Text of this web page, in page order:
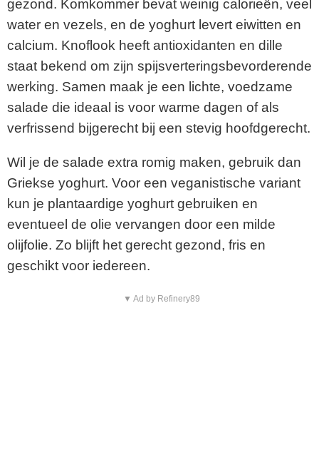
gezond. Komkommer bevat weinig calorieën, veel
water en vezels, en de yoghurt levert eiwitten en
calcium. Knoflook heeft antioxidanten en dille
staat bekend om zijn spijsverteringsbevorderende
werking. Samen maak je een lichte, voedzame
salade die ideaal is voor warme dagen of als
verfrissend bijgerecht bij een stevig hoofdgerecht.
Wil je de salade extra romig maken, gebruik dan
Griekse yoghurt. Voor een veganistische variant
kun je plantaardige yoghurt gebruiken en
eventueel de olie vervangen door een milde
olijfolie. Zo blijft het gerecht gezond, fris en
geschikt voor iedereen.
▼ Ad by Refinery89